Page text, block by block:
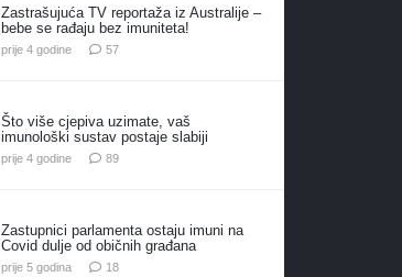
Zastrašujuća TV reportaža iz Australije –
bebe se rađaju bez imuniteta!
prije 4 godine 57komentara
Što više cjepiva uzimate, vaš
imunološki sustav postaje slabiji
prije 4 godine 89komentara
Zastupnici parlamenta ostaju imuni na
Covid dulje od običnih građana
prije 5 godina 18komentara